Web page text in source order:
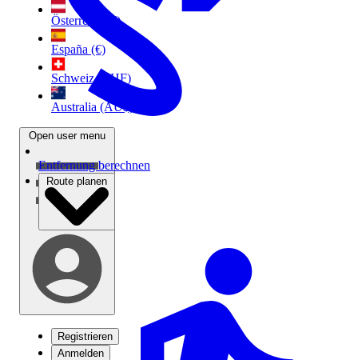
Österreich (€)
España (€)
Schweiz (CHF)
Australia (AU$)
Open user menu
Registrieren
Anmelden
Entfernung berechnen
Route planen